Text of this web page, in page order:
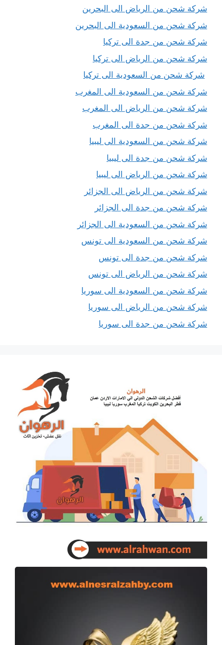
شركة شحن من الرياض الى البحرين
شركة شحن من السعودية الى البحرين
شركة شحن من جدة الى تركيا
شركة شحن من الرياض الى تركيا
شركة شحن من السعودية الى تركيا
شركة شحن من السعودية الى المغرب
شركة شحن من الرياض الى المغرب
شركة شحن من جدة الى المغرب
شركة شحن من السعودية الى ليبيا
شركة شحن من جدة الى ليبيا
شركة شحن من الرياض الى ليبيا
شركة شحن من الرياض الى الجزائر
شركة شحن من جدة الى الجزائر
شركة شحن من السعودية الى الجزائر
شركة شحن من السعودية الى تونس
شركة شحن من جدة الى تونس
شركة شحن من الرياض الى تونس
شركة شحن من السعودية الى سوريا
شركة شحن من الرياض الى سوريا
شركة شحن من جدة الى سوريا